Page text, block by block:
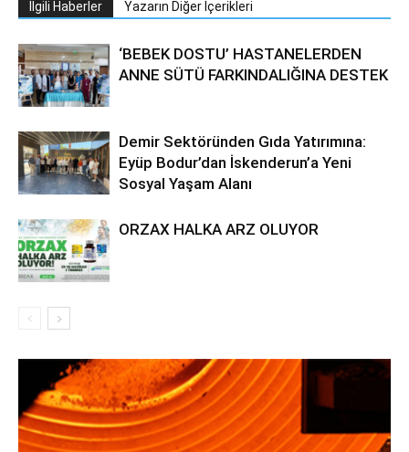
İlgili Haberler Yazarın Diğer İçerikleri
‘BEBEK DOSTU’ HASTANELERDEN
ANNE SÜTÜ FARKINDALIĞINA DESTEK
Demir Sektöründen Gıda Yatırımına:
Eyüp Bodur’dan İskenderun’a Yeni
Sosyal Yaşam Alanı
ORZAX HALKA ARZ OLUYOR